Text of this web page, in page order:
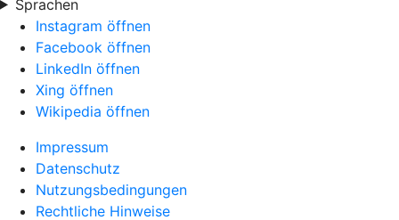
Sprachen
Instagram öffnen
Facebook öffnen
LinkedIn öffnen
Xing öffnen
Wikipedia öffnen
Impressum
Datenschutz
Nutzungsbedingungen
Rechtliche Hinweise